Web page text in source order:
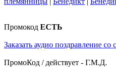
Промокод ЕСТЬ
Заказать аудио поздравление со
ПромоКод / действует - Г.М.Д.